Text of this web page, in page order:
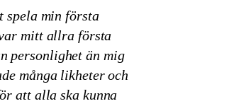
spela min första
mitt allra första
personlighet än mig
många likheter och
att alla ska kunna